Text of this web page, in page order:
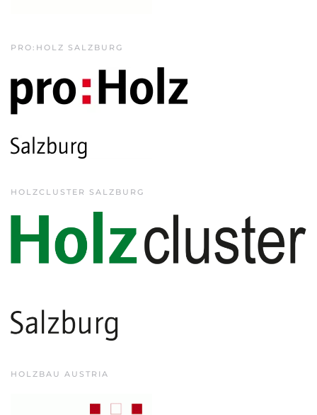
PRO:HOLZ SALZBURG
HOLZCLUSTER SALZBURG
HOLZBAU AUSTRIA